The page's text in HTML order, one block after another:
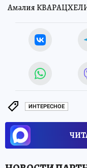
Амалия
ИНТЕРЕСНОЕ